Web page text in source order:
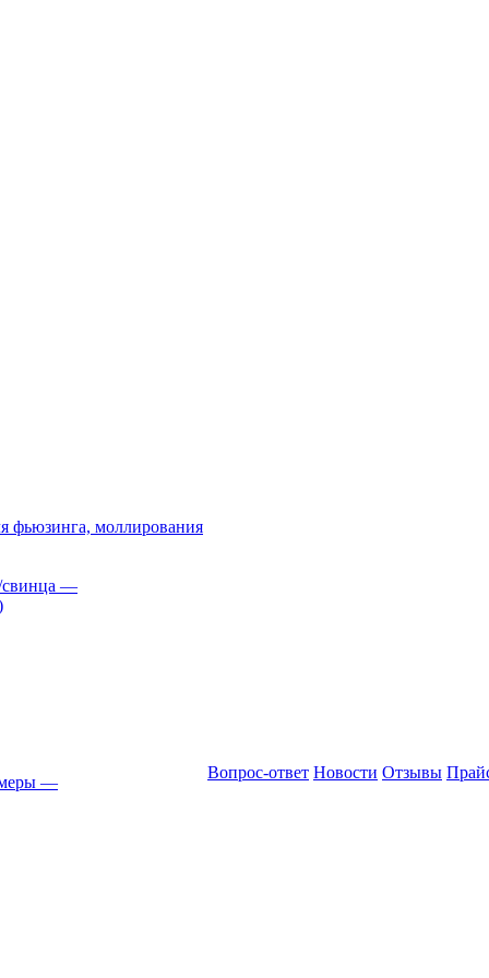
фьюзинга, моллирования
—
—
Вопрос-ответ Новости Отзывы